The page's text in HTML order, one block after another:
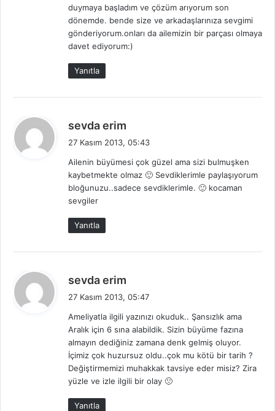
duymaya başladım ve çözüm arıyorum son
dönemde. bende size ve arkadaşlarınıza sevgimi
gönderiyorum.onları da ailemizin bir parçası olmaya
davet ediyorum:)
Yanıtla
sevda erim
i
k
i
27 Kasım 2013, 05:43
Ailenin büyümesi çok güzel ama sizi bulmuşken
kaybetmekte olmaz 🙂 Sevdiklerimle paylaşıyorum
bloğunuzu..sadece sevdiklerimle. 🙂 kocaman
sevgiler
Yanıtla
sevda erim
i
k
i
27 Kasım 2013, 05:47
Ameliyatla ilgili yazınızı okuduk.. Şansızlık ama
Aralık için 6 sına alabildik. Sizin büyüme fazına
almayın dediğiniz zamana denk gelmiş oluyor.
İçimiz çok huzursuz oldu..çok mu kötü bir tarih ?
Değiştirmemizi muhakkak tavsiye eder misiz? Zira
yüzle ve izle ilgili bir olay 🙁
Yanıtla